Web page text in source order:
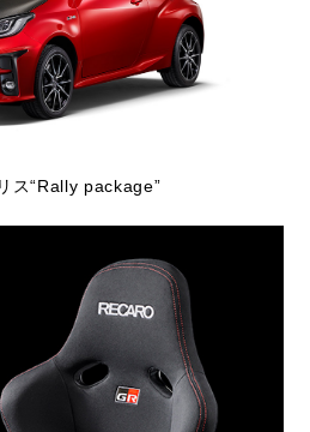
ス“Rally package”